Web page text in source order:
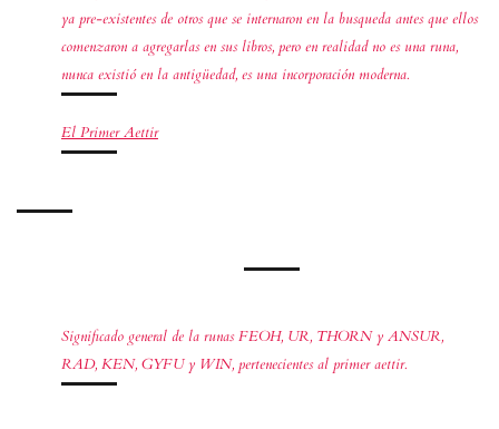
ya pre-existentes de otros que se internaron en la busqueda antes que ellos
comenzaron a agregarlas en sus libros, pero en realidad no es una runa,
nunca existió en la antigüedad, es una incorporación moderna.
El Primer Aettir
Significado general de la runas FEOH, UR, THORN y ANSUR,
RAD, KEN, GYFU y WIN, pertenecientes al primer aettir.